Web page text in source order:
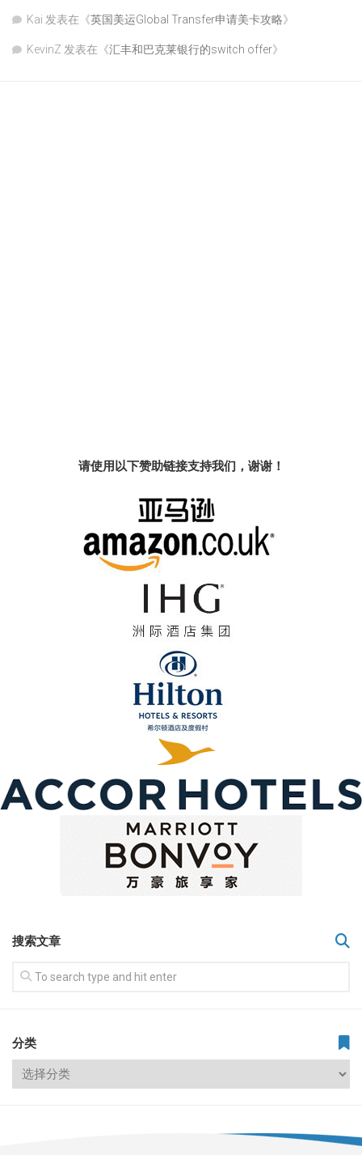
Kai 发表在《英国美运Global Transfer申请美卡攻略》
KevinZ 发表在《汇丰和巴克莱银行的switch offer》
请使用以下赞助链接支持我们，谢谢！
搜索文章
分类